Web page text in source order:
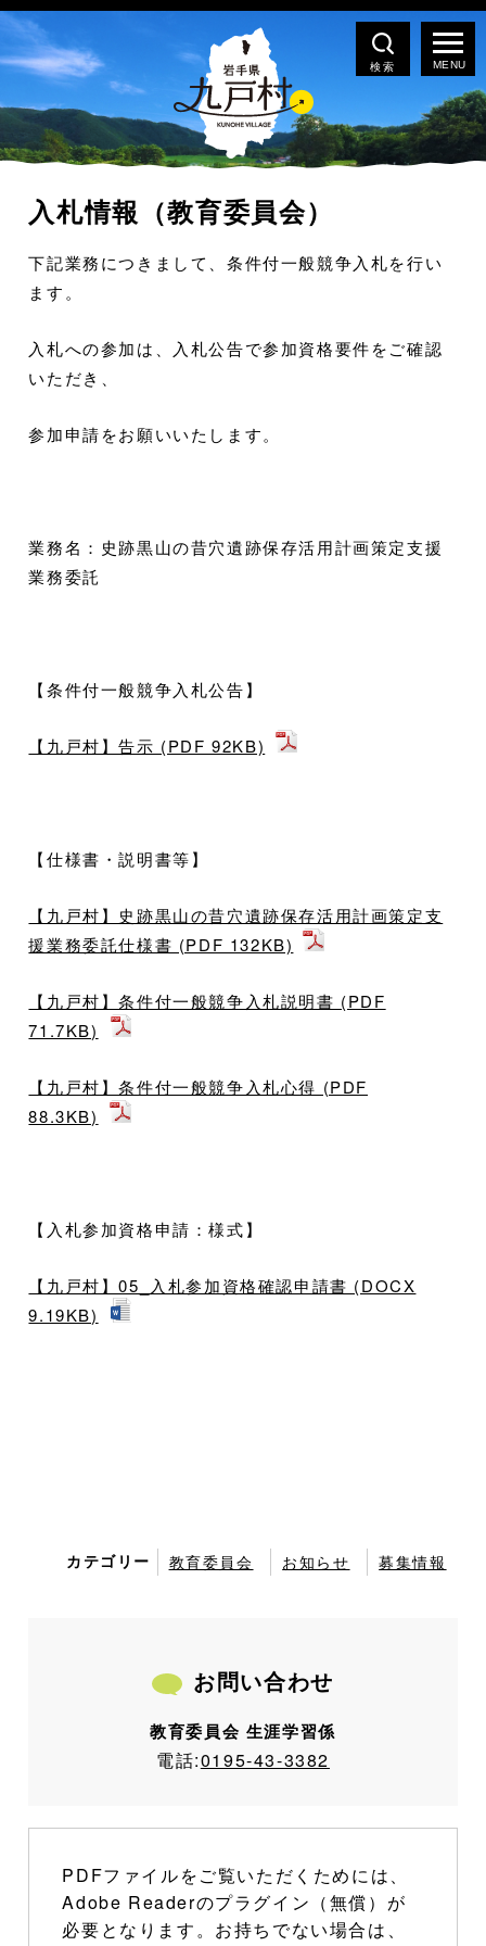
検索
入札情報（教育委員会）
下記業務につきまして、条件付一般競争入札を行い
ます。
入札への参加は、入札公告で参加資格要件をご確認
いただき、
参加申請をお願いいたします。
業務名：史跡黒山の昔穴遺跡保存活用計画策定支援
業務委託
【条件付一般競争入札公告】
【九戸村】告示 (PDF 92KB)
【仕様書・説明書等】
【九戸村】史跡黒山の昔穴遺跡保存活用計画策定支
援業務委託仕様書 (PDF 132KB)
【九戸村】条件付一般競争入札説明書 (PDF
71.7KB)
【九戸村】条件付一般競争入札心得 (PDF
88.3KB)
【入札参加資格申請：様式】
【九戸村】05_入札参加資格確認申請書 (DOCX
9.19KB)
カテゴリー 教育委員会 お知らせ 募集情報
お問い合わせ
教育委員会 生涯学習係
電話:0195-43-3382
PDFファイルをご覧いただくためには、
Adobe Readerのプラグイン（無償）が
必要となります。お持ちでない場合は、